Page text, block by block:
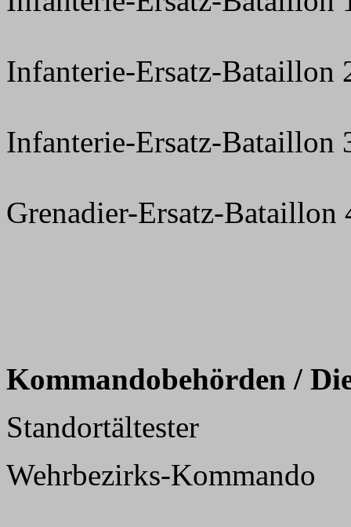
Infanterie-Ersatz-Bataillon
Infanterie-Ersatz-Bataillon
Grenadier-Ersatz-Bataillon
Kommandobehörden /
Standortältester
Wehrbezirks-Kommando